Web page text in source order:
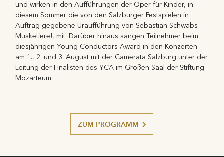
und wirken in den Aufführungen der Oper für Kinder, in
diesem Sommer die von den Salzburger Festspielen in
Auftrag gegebene Uraufführung von Sebastian Schwabs
Musketiere!, mit. Darüber hinaus sangen Teilnehmer beim
diesjährigen Young Conductors Award in den Konzerten
am 1., 2. und 3. August mit der Camerata Salzburg unter der
Leitung der Finalisten des YCA im Großen Saal der Stiftung
Mozarteum.
ZUM PROGRAMM